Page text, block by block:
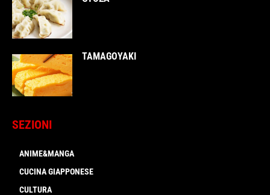
TAMAGOYAKI
SEZIONI
ANIME&MANGA
CUCINA GIAPPONESE
CULTURA